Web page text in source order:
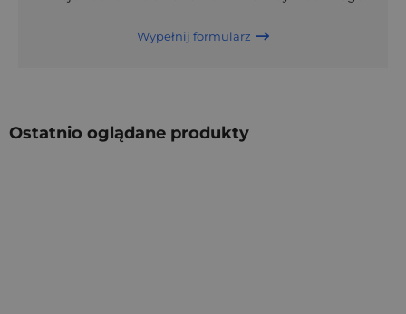
Wypełnij formularz
Ostatnio oglądane produkty